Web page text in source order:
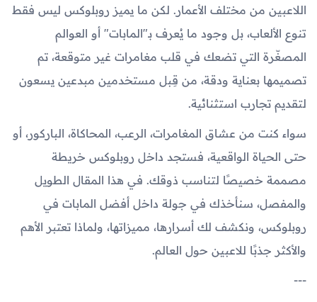
اللاعبين من مختلف الأعمار. لكن ما يميز روبلوكس ليس فقط
تنوع الألعاب، بل وجود ما يُعرف بـ"المابات" أو العوالم
المصغّرة التي تضعك في قلب مغامرات غير متوقعة، تم
تصميمها بعناية ودقة، من قِبل مستخدمين مبدعين يسعون
لتقديم تجارب استثنائية.
سواء كنت من عشاق المغامرات، الرعب، المحاكاة، الباركور، أو
حتى الحياة الواقعية، فستجد داخل روبلوكس خريطة
مصممة خصيصًا لتناسب ذوقك. في هذا المقال الطويل
والمفصل، سنأخذك في جولة داخل أفضل المابات في
روبلوكس، ونكشف لك أسرارها، مميزاتها، ولماذا تعتبر الأهم
والأكثر جذبًا للاعبين حول العالم.
---